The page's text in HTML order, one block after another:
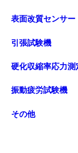
表面改質センサー
引張試験機
硬化収縮率応力測
振動疲労試験機
その他